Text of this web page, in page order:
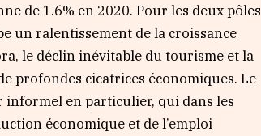
de 1.6% en 2020. Pour les deux pôles
un ralentissement de la croissance
le déclin inévitable du tourisme et la
profondes cicatrices économiques. Le
informel en particulier, qui dans les
économique et de l’emploi